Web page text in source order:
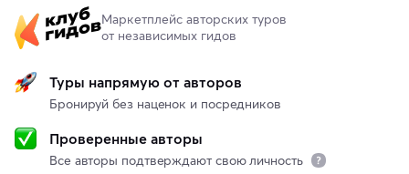
Маркетплейс авторских туров
от независимых гидов
Туры напрямую от авторов
Бронируй без наценок и посредников
Проверенные авторы
Все авторы подтверждают свою личность